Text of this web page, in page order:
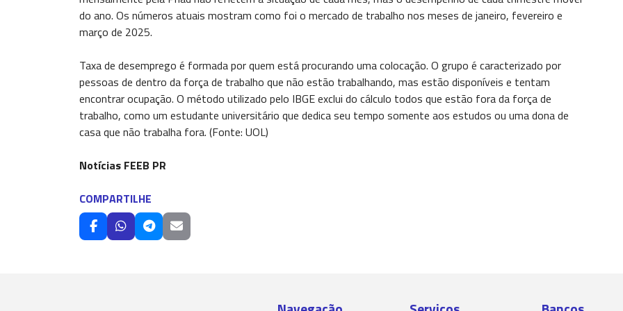
do ano. Os números atuais mostram como foi o mercado de trabalho nos meses de janeiro, fevereiro e
março de 2025.
Taxa de desemprego é formada por quem está procurando uma colocação. O grupo é caracterizado por
pessoas de dentro da força de trabalho que não estão trabalhando, mas estão disponíveis e tentam
encontrar ocupação. O método utilizado pelo IBGE exclui do cálculo todos que estão fora da força de
trabalho, como um estudante universitário que dedica seu tempo somente aos estudos ou uma dona de
casa que não trabalha fora. (Fonte: UOL)
Notícias FEEB PR
COMPARTILHE